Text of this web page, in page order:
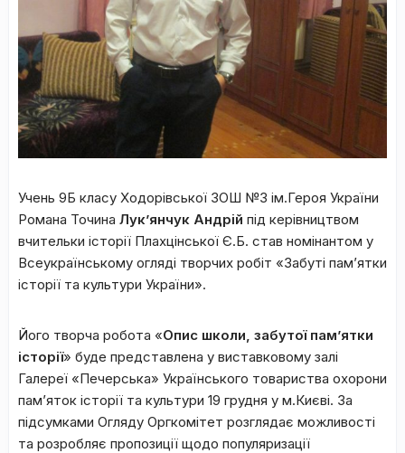
Учень 9Б класу Ходорівської ЗОШ №3 ім.Героя України
Романа Точина Лук’янчук Андрій під керівництвом
вчительки історії Плахцінської Є.Б. став номінантом у
Всеукраїнському огляді творчих робіт «Забуті пам’ятки
історії та культури України».
Його творча робота «Опис школи, забутої пам’ятки
історії» буде представлена у виставковому залі
Галереї «Печерська» Українського товариства охорони
пам’яток історії та культури 19 грудня у м.Києві. За
підсумками Огляду Оргкомітет розглядає можливості
та розробляє пропозиції щодо популяризації